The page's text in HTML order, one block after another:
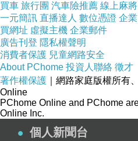
買車 旅行團 汽車險推薦 線上麻將
一元簡訊 直播達人 數位憑證 企
買網址 虛擬主機 企業郵件
廣告刊登 隱私權聲明
消費者保護 兒童網路安全
About PChome 投資人聯絡 徵才
著作權保護 ｜網路家庭版權所有
Online
PChome Online and PChome
Online Inc.
個人新聞台